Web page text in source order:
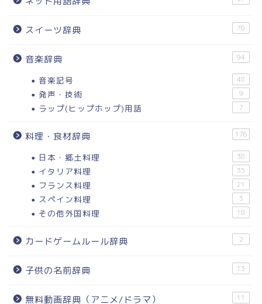
スイーツ辞典 76
音楽辞典 94
音楽記号 48
発声・技術 9
ラップ(ヒップホップ)用語 7
料理・食材辞典 176
日本・郷土料理 38
イタリア料理 35
フランス料理 21
スペイン料理 3
その他外国料理 18
カードゲームルール辞典 2
子供の名前辞典 13
無料動画辞典（アニメ/ドラマ） 11